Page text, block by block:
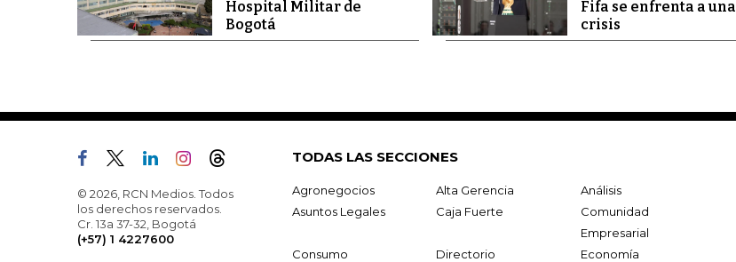
Hospital Militar de
Bogotá
Fifa se enfrenta a una
crisis
© 2026, RCN Medios. Todos
los derechos reservados.
Cr. 13a 37-32, Bogotá
(+57) 1 4227600
TODAS LAS SECCIONES
Agronegocios Alta Gerencia
Análisis
Asuntos Legales
Caja Fuerte
Comunidad
Empresarial
Consumo
Directorio
Economía